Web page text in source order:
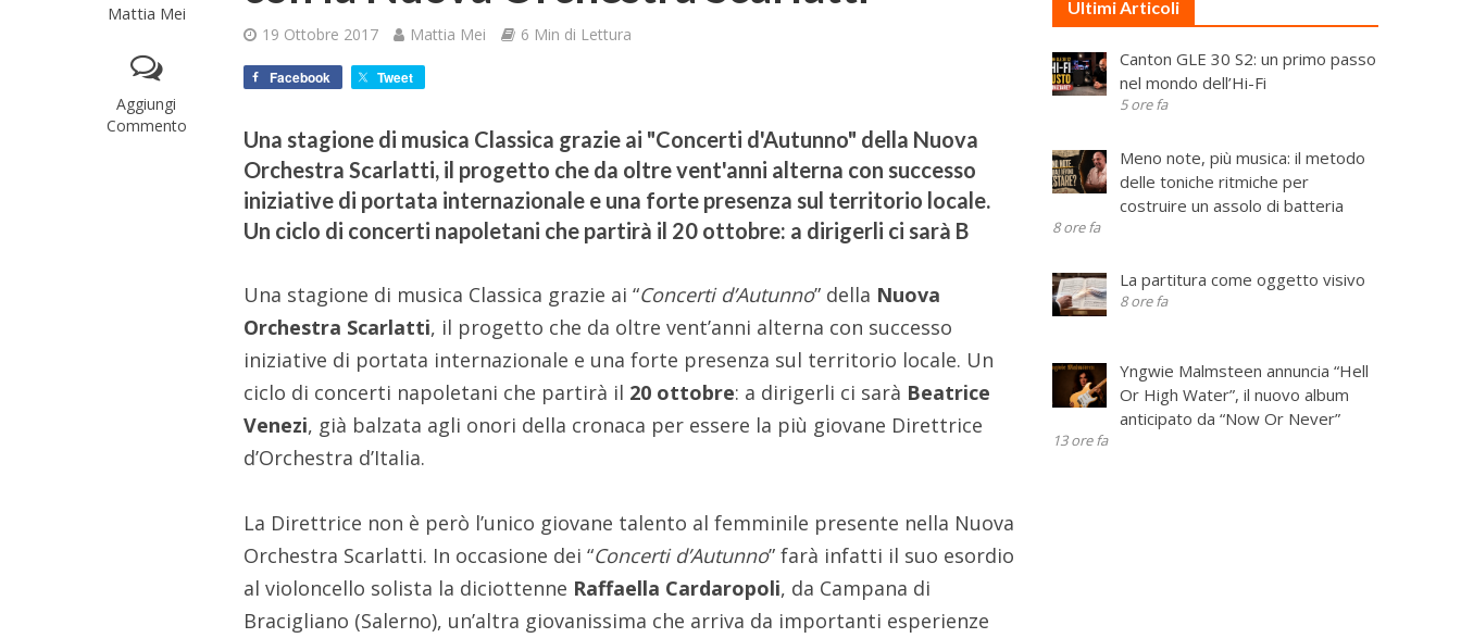
Mattia Mei
Aggiungi
Commento
19 Ottobre 2017 Mattia Mei 6 Min di Lettura
Facebook Tweet
Una stagione di musica Classica grazie ai "Concerti d'Autunno" della Nuova
Orchestra Scarlatti, il progetto che da oltre vent'anni alterna con successo
iniziative di portata internazionale e una forte presenza sul territorio locale.
Un ciclo di concerti napoletani che partirà il 20 ottobre: a dirigerli ci sarà B
Una stagione di musica Classica grazie ai “Concerti d’Autunno” della Nuova
Orchestra Scarlatti, il progetto che da oltre vent’anni alterna con successo
iniziative di portata internazionale e una forte presenza sul territorio locale. Un
ciclo di concerti napoletani che partirà il 20 ottobre: a dirigerli ci sarà Beatrice
Venezi, già balzata agli onori della cronaca per essere la più giovane Direttrice
d’Orchestra d’Italia.
La Direttrice non è però l’unico giovane talento al femminile presente nella Nuova
Orchestra Scarlatti. In occasione dei “Concerti d’Autunno” farà infatti il suo esordio
al violoncello solista la diciottenne Raffaella Cardaropoli, da Campana di
Bracigliano (Salerno), un’altra giovanissima che arriva da importanti esperienze
Ultimi Articoli
Canton GLE 30 S2: un primo passo
nel mondo dell’Hi-Fi
5 ore fa
Meno note, più musica: il metodo
delle toniche ritmiche per
costruire un assolo di batteria
8 ore fa
La partitura come oggetto visivo
8 ore fa
Yngwie Malmsteen annuncia “Hell
Or High Water”, il nuovo album
anticipato da “Now Or Never”
13 ore fa